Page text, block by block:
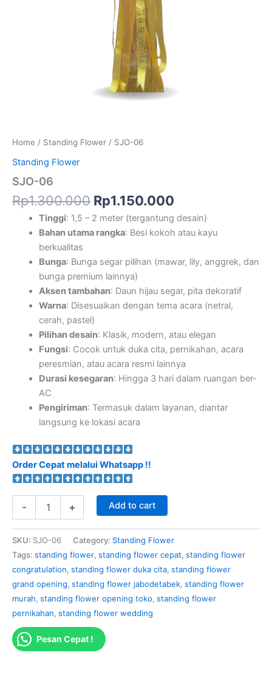
Home / Standing Flower / SJO-06
Standing Flower
SJO-06
Rp1.300.000 Rp1.150.000
Tinggi: 1,5 – 2 meter (tergantung desain)
Bahan utama rangka: Besi kokoh atau kayu
berkualitas
Bunga: Bunga segar pilihan (mawar, lily, anggrek, dan
bunga premium lainnya)
Aksen tambahan: Daun hijau segar, pita dekoratif
Warna: Disesuaikan dengan tema acara (netral,
cerah, pastel)
Pilihan desain: Klasik, modern, atau elegan
Fungsi: Cocok untuk duka cita, pernikahan, acara
peresmian, atau acara resmi lainnya
Durasi kesegaran: Hingga 3 hari dalam ruangan ber-
AC
Pengiriman: Termasuk dalam layanan, diantar
langsung ke lokasi acara
Order Cepat melalui Whatsapp !!
- + Add to cart
SKU: SJO-06 Category: Standing Flower
Tags: standing flower, standing flower cepat, standing flower
congratulation, standing flower duka cita, standing flower
grand opening, standing flower jabodetabek, standing flower
murah, standing flower opening toko, standing flower
pernikahan, standing flower wedding
Pesan Cepat !